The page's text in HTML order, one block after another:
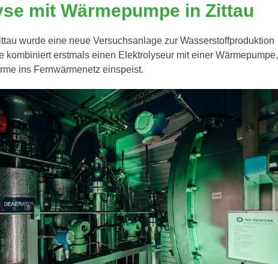
mit Wärmepumpe in Zittau
wurde eine neue Versuchsanlage zur Wasserstoffproduktion
kombiniert erstmals einen Elektrolyseur mit einer Wärmepumpe,
ins Fernwärmenetz einspeist.